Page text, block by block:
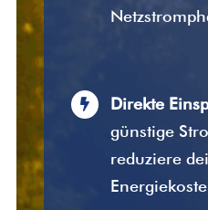
Direkte
günstige
reduziere